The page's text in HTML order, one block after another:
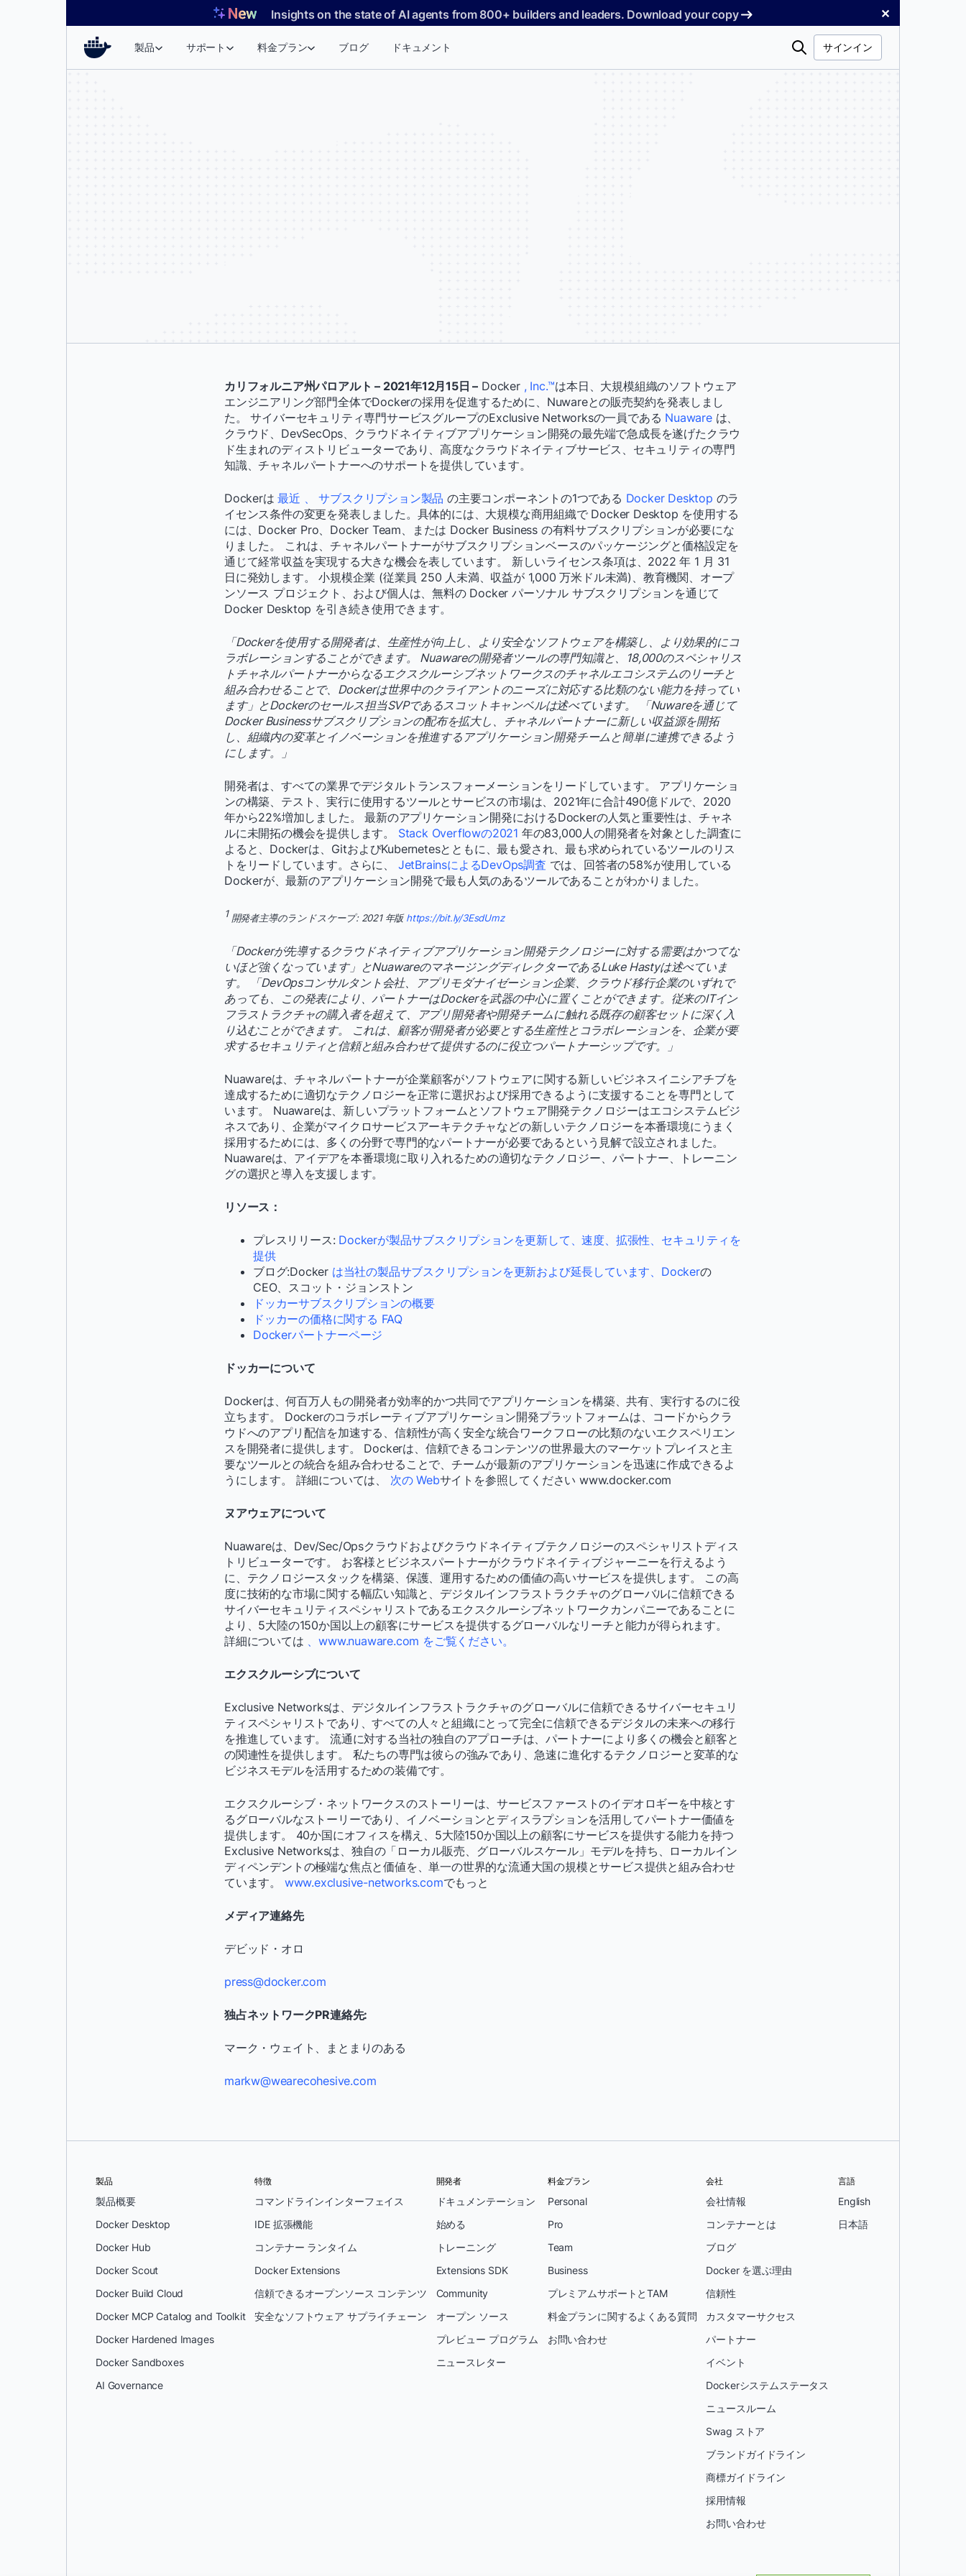
Insights on the state of AI agents from 800+ builders and leaders. Download your copy ✕
製品 サポート 料金プラン ブログ ドキュメント
検
サインイン
カリフォルニア州パロアルト – 2021年12月15日 – Docker, Inc.™は本日、大規模組織のソフトウェア
エンジニアリング部門全体でDockerの採用を促進するために、Nuwareとの販売契約を発表しまし
た。 サイバーセキュリティ専門サービスグループのExclusive Networksの一員である Nuawareは、
クラウド、DevSecOps、クラウドネイティブアプリケーション開発の最先端で急成長を遂げたクラウ
ド生まれのディストリビューターであり、高度なクラウドネイティブサービス、セキュリティの専門
知識、チャネルパートナーへのサポートを提供しています。
Dockerは最近 、 サブスクリプション製品 の主要コンポーネントの1つである Docker Desktop のラ
イセンス条件の変更を発表しました。具体的には、大規模な商用組織で Docker Desktop を使用する
には、Docker Pro、Docker Team、または Docker Business の有料サブスクリプションが必要にな
りました。 これは、チャネルパートナーがサブスクリプションベースのパッケージングと価格設定を
通じて経常収益を実現する大きな機会を表しています。 新しいライセンス条項は、2022 年 1 月 31
日に発効します。 小規模企業 (従業員 250 人未満、収益が 1,000 万米ドル未満)、教育機関、オープ
ンソース プロジェクト、および個人は、無料の Docker パーソナル サブスクリプションを通じて
Docker Desktop を引き続き使用できます。
「Dockerを使用する開発者は、生産性が向上し、より安全なソフトウェアを構築し、より効果的にコ
ラボレーションすることができます。 Nuawareの開発者ツールの専門知識と、18,000のスペシャリス
トチャネルパートナーからなるエクスクルーシブネットワークスのチャネルエコシステムのリーチと
組み合わせることで、Dockerは世界中のクライアントのニーズに対応する比類のない能力を持ってい
ます」とDockerのセールス担当SVPであるスコットキャンベルは述べています。 「Nuwareを通じて
Docker Businessサブスクリプションの配布を拡大し、チャネルパートナーに新しい収益源を開拓
し、組織内の変革とイノベーションを推進するアプリケーション開発チームと簡単に連携できるよう
にします。」
開発者は、すべての業界でデジタルトランスフォーメーションをリードしています。 アプリケーショ
ンの構築、テスト、実行に使用するツールとサービスの市場は、2021年に合計490億ドルで、2020
年から22%増加しました。 最新のアプリケーション開発におけるDockerの人気と重要性は、チャネ
ルに未開拓の機会を提供します。 Stack Overflowの2021 年の83,000人の開発者を対象とした調査に
よると、Dockerは、GitおよびKubernetesとともに、最も愛され、最も求められているツールのリス
トをリードしています。さらに、 JetBrainsによるDevOps調査 では、回答者の58%が使用している
Dockerが、最新のアプリケーション開発で最も人気のあるツールであることがわかりました。
1 開発者主導のランドスケープ: 2021 年版https://bit.ly/3EsdUmz
「Dockerが先導するクラウドネイティブアプリケーション開発テクノロジーに対する需要はかつてな
いほど強くなっています」とNuawareのマネージングディレクターであるLuke Hastyは述べていま
す。 「DevOpsコンサルタント会社、アプリモダナイゼーション企業、クラウド移行企業のいずれで
あっても、この発表により、パートナーはDockerを武器の中心に置くことができます。従来のITイン
フラストラクチャの購入者を超えて、アプリ開発者や開発チームに触れる既存の顧客セットに深く入
り込むことができます。 これは、顧客が開発者が必要とする生産性とコラボレーションを、企業が要
求するセキュリティと信頼と組み合わせて提供するのに役立つパートナーシップです。」
Nuawareは、チャネルパートナーが企業顧客がソフトウェアに関する新しいビジネスイニシアチブを
達成するために適切なテクノロジーを正常に選択および採用できるように支援することを専門として
います。 Nuawareは、新しいプラットフォームとソフトウェア開発テクノロジーはエコシステムビジ
ネスであり、企業がマイクロサービスアーキテクチャなどの新しいテクノロジーを本番環境にうまく
採用するためには、多くの分野で専門的なパートナーが必要であるという見解で設立されました。
Nuawareは、アイデアを本番環境に取り入れるための適切なテクノロジー、パートナー、トレーニン
グの選択と導入を支援します。
リソース：
プレスリリース: Dockerが製品サブスクリプションを更新して、速度、拡張性、セキュリティを
提供
ブログ:Docker は当社の製品サブスクリプションを更新および延長しています、Dockerの
CEO、スコット・ジョンストン
ドッカーサブスクリプションの概要
ドッカーの価格に関する FAQ
Dockerパートナーページ
ドッカーについて
Dockerは、何百万人もの開発者が効率的かつ共同でアプリケーションを構築、共有、実行するのに役
立ちます。 Dockerのコラボレーティブアプリケーション開発プラットフォームは、コードからクラ
ウドへのアプリ配信を加速する、信頼性が高く安全な統合ワークフローの比類のないエクスペリエン
スを開発者に提供します。 Dockerは、信頼できるコンテンツの世界最大のマーケットプレイスと主
要なツールとの統合を組み合わせることで、チームが最新のアプリケーションを迅速に作成できるよ
うにします。 詳細については、 次の Webサイトを参照してください www.docker.com
ヌアウェアについて
Nuawareは、Dev/Sec/Opsクラウドおよびクラウドネイティブテクノロジーのスペシャリストディス
トリビューターです。 お客様とビジネスパートナーがクラウドネイティブジャーニーを行えるよう
に、テクノロジースタックを構築、保護、運用するための価値の高いサービスを提供します。 この高
度に技術的な市場に関する幅広い知識と、デジタルインフラストラクチャのグローバルに信頼できる
サイバーセキュリティスペシャリストであるエクスクルーシブネットワークカンパニーであることに
より、5大陸の150か国以上の顧客にサービスを提供するグローバルなリーチと能力が得られます。
詳細については 、www.nuaware.com をご覧ください。
エクスクルーシブについて
Exclusive Networksは、デジタルインフラストラクチャのグローバルに信頼できるサイバーセキュリ
ティスペシャリストであり、すべての人々と組織にとって完全に信頼できるデジタルの未来への移行
を推進しています。 流通に対する当社の独自のアプローチは、パートナーにより多くの機会と顧客と
の関連性を提供します。 私たちの専門は彼らの強みであり、急速に進化するテクノロジーと変革的な
ビジネスモデルを活用するための装備です。
エクスクルーシブ・ネットワークスのストーリーは、サービスファーストのイデオロギーを中核とす
るグローバルなストーリーであり、イノベーションとディスラプションを活用してパートナー価値を
提供します。 40か国にオフィスを構え、5大陸150か国以上の顧客にサービスを提供する能力を持つ
Exclusive Networksは、独自の「ローカル販売、グローバルスケール」モデルを持ち、ローカルイン
ディペンデントの極端な焦点と価値を、単一の世界的な流通大国の規模とサービス提供と組み合わせ
ています。 www.exclusive-networks.comでもっと
メディア連絡先
デビッド・オロ
press@docker.com
独占ネットワークPR連絡先:
マーク・ウェイト、まとまりのある
markw@wearecohesive.com
製品
製品概要
Docker Desktop
Docker Hub
Docker Scout
Docker Build Cloud
Docker MCP Catalog and Toolkit
Docker Hardened Images
Docker Sandboxes
AI Governance
特徴
コマンドラインインターフェイス
IDE 拡張機能
コンテナー ランタイム
Docker Extensions
信頼できるオープンソース コンテンツ
安全なソフトウェア サプライチェーン
開発者
ドキュメンテーション
始める
トレーニング
Extensions SDK
Community
オープン ソース
プレビュー プログラム
ニュースレター
料金プラン
Personal
Pro
Team
Business
プレミアムサポートとTAM
料金プランに関するよくある質問
お問い合わせ
会社
会社情報
コンテナーとは
ブログ
Docker を選ぶ理由
信頼性
カスタマーサクセス
パートナー
イベント
Dockerシステムステータス
ニュースルーム
Swag ストア
ブランドガイドライン
商標ガイドライン
採用情報
お問い合わせ
言語
English
日本語